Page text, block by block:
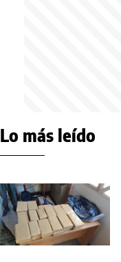
Lo más leído